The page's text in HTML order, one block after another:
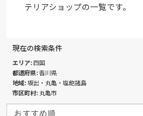
テリアショップの一覧です。
現在の検索条件
エリア 四国
都道府県 香川県
地域 坂出・丸亀・塩飽諸島
市区町村 丸亀市